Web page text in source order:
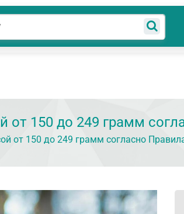
Новости
от 150 до 249 грамм
от 150 до 249 грамм согласно